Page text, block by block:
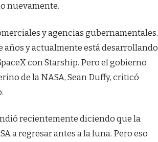
nuevamente.
y agencias gubernamentales.
y actualmente está desarrollando
con Starship. Pero el gobierno
de la NASA, Sean Duffy, criticó
recientemente diciendo que la
a regresar antes a la luna. Pero eso